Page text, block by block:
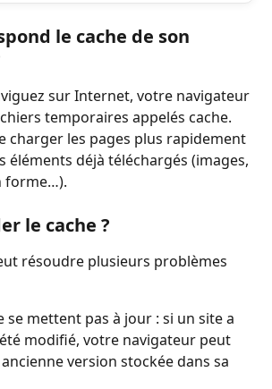
le cache de son
sur Internet, votre navigateur
temporaires appelés cache.
charger les pages plus rapidement
éléments déjà téléchargés (images,
forme…).
le cache ?
résoudre plusieurs problèmes
se mettent pas à jour : si un site a
modifié, votre navigateur peut
version stockée dans sa